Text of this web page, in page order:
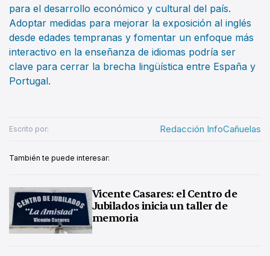
para el desarrollo económico y cultural del país.
Adoptar medidas para mejorar la exposición al inglés
desde edades tempranas y fomentar un enfoque más
interactivo en la enseñanza de idiomas podría ser
clave para cerrar la brecha lingüística entre España y
Portugal.
Escrito por: Redacción InfoCañuelas
También te puede interesar:
Vicente Casares: el Centro de
Jubilados inicia un taller de
memoria